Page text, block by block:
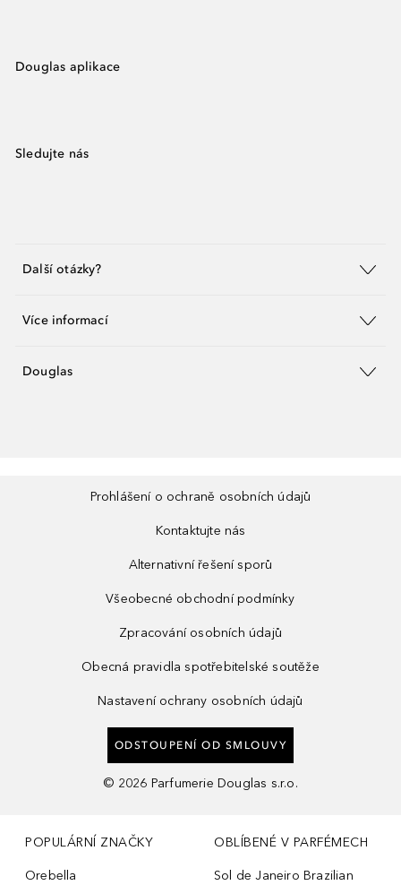
Douglas aplikace
Sledujte nás
Další otázky?
Více informací
Douglas
Prohlášení o ochraně osobních údajů
Kontaktujte nás
Alternativní řešení sporů
Všeobecné obchodní podmínky
Zpracování osobních údajů
Obecná pravidla spotřebitelské soutěže
Nastavení ochrany osobních údajů
ODSTOUPENÍ OD SMLOUVY
© 2026 Parfumerie Douglas s.r.o.
POPULÁRNÍ ZNAČKY
Orebella
OBLÍBENÉ V PARFÉMECH
Sol de Janeiro Brazilian